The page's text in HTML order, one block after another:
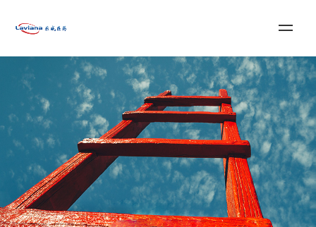
登录 注册 English
首页
关于乐威
服务与解决方案
新闻资讯
加入我们